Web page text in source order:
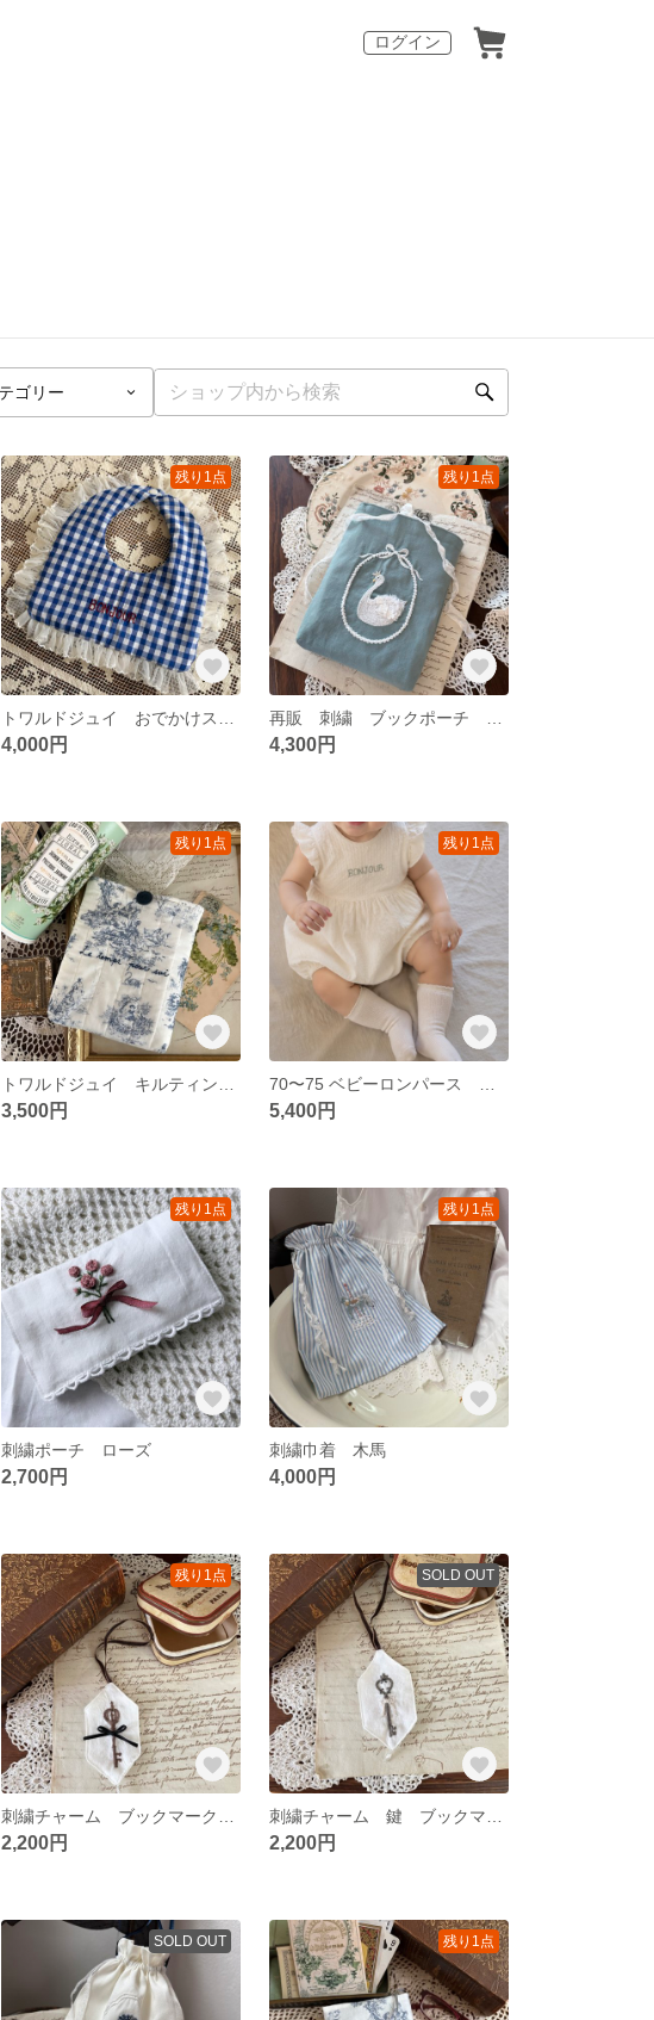
ログイン
残り1点
4,000円
残り1点
4,300円
残り1点
3,500円
残り1点
5,400円
残り1点
刺繍ポーチ ローズ
2,700円
残り1点
刺繍巾着 木馬
4,000円
残り1点
2,200円
SOLD OUT
2,200円
SOLD OUT 残り1点